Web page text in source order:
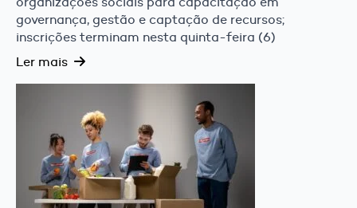
governança, gestão e captação de recursos;
inscrições terminam nesta quinta-feira (6)
Ler mais